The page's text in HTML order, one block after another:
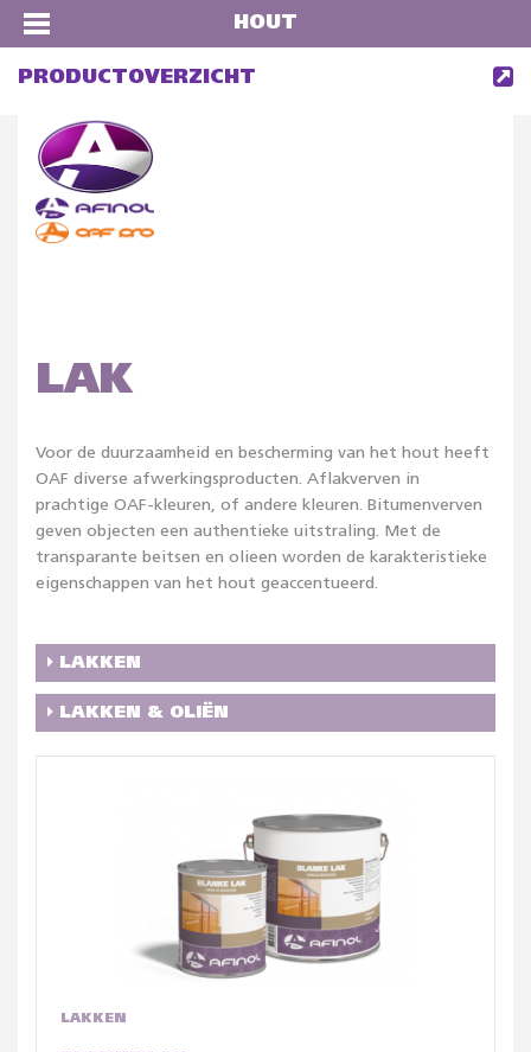
HOUT
PRODUCTOVERZICHT
LAK
Voor de duurzaamheid en bescherming van het hout heeft
OAF diverse afwerkingsproducten. Aflakverven in
prachtige OAF-kleuren, of andere kleuren. Bitumenverven
geven objecten een authentieke uitstraling. Met de
transparante beitsen en olieen worden de karakteristieke
eigenschappen van het hout geaccentueerd.
LAKKEN
LAKKEN & OLIËN
LAKKEN